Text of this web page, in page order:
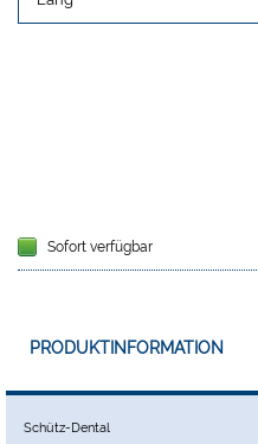
Sofort verfügbar
PRODUKTINFORMATION
Schütz-Dental